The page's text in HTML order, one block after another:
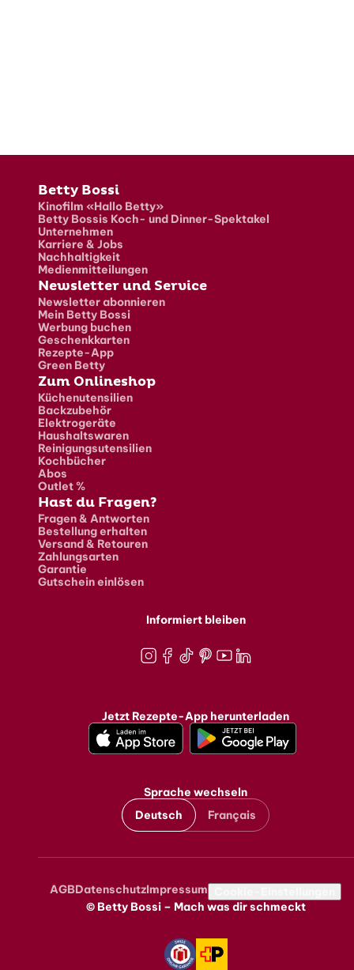
Fusszeile
Betty Bossi
Kinofilm «Hallo Betty»
Betty Bossis Koch- und Dinner-Spektakel
Unternehmen
Karriere & Jobs
Nachhaltigkeit
Medienmitteilungen
Newsletter und Service
Newsletter abonnieren
Mein Betty Bossi
Werbung buchen
Geschenkkarten
Rezepte-App
Green Betty
Zum Onlineshop
Küchenutensilien
Backzubehör
Elektrogeräte
Haushaltswaren
Reinigungsutensilien
Kochbücher
Abos
Outlet %
Hast du Fragen?
Fragen & Antworten
Bestellung erhalten
Versand & Retouren
Zahlungsarten
Garantie
Gutschein einlösen
Informiert bleiben
Jetzt Rezepte-App herunterladen
Sprache wechseln
Deutsch
Français
Metanavigation
AGBDatenschutzImpressum
© Betty Bossi – Mach was dir schmeckt